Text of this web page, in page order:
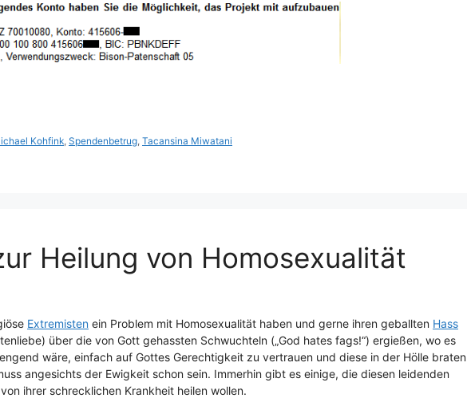
Kohfink ,Spendenbetrug ,Tacansina Miwatani
Heilung von Homosexualität
Extremisten ein Problem mit Homosexualität haben und gerne ihren geballten Hass
über die von Gott gehassten Schwuchteln („God hates fags!“) ergießen, wo es
wäre, einfach auf Gottes Gerechtigkeit zu vertrauen und diese in der Hölle braten
angesichts der Ewigkeit schon sein. Immerhin gibt es einige, die diesen leidenden
ihrer schrecklichen Krankheit heilen wollen.